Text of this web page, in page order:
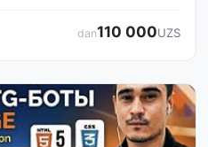
dan110 000UZS